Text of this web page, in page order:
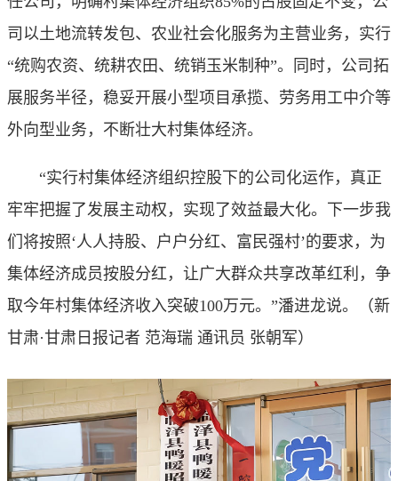
司以土地流转发包、农业社会化服务为主营业务，实行
“统购农资、统耕农田、统销玉米制种”。同时，公司拓
展服务半径，稳妥开展小型项目承揽、劳务用工中介等
外向型业务，不断壮大村集体经济。
“实行村集体经济组织控股下的公司化运作，真正
牢牢把握了发展主动权，实现了效益最大化。下一步我
们将按照‘人人持股、户户分红、富民强村’的要求，为
集体经济成员按股分红，让广大群众共享改革红利，争
取今年村集体经济收入突破100万元。”潘进龙说。（新
甘肃·甘肃日报记者 范海瑞 通讯员 张朝军）